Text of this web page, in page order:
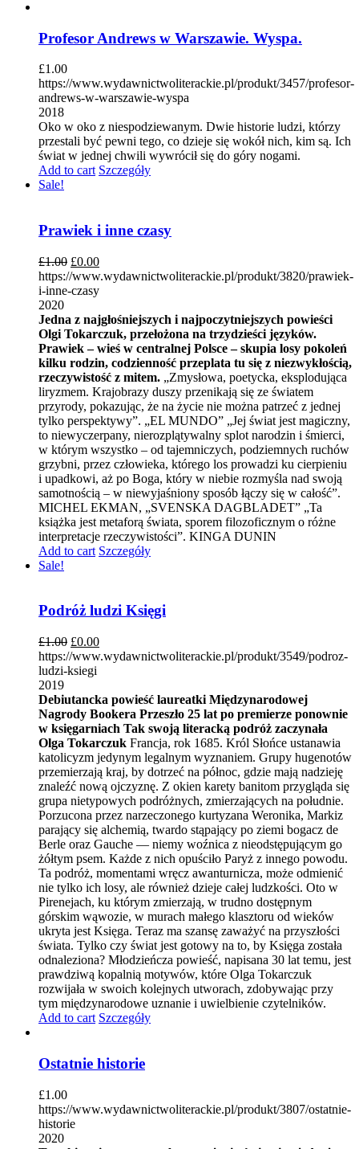
Profesor Andrews w Warszawie. Wyspa.
£1.00
https://www.wydawnictwoliterackie.pl/produkt/3457/profesor-
andrews-w-warszawie-wyspa
2018
Oko w oko z niespodziewanym. Dwie historie ludzi, którzy
przestali być pewni tego, co dzieje się wokół nich, kim są. Ich
świat w jednej chwili wywrócił się do góry nogami.
Add to cart Szczegóły
Sale!
Prawiek i inne czasy
£1.00 £0.00
https://www.wydawnictwoliterackie.pl/produkt/3820/prawiek-
i-inne-czasy
2020
Jedna z najgłośniejszych i najpoczytniejszych powieści
Olgi Tokarczuk, przełożona na trzydzieści języków.
Prawiek – wieś w centralnej Polsce – skupia losy pokoleń
kilku rodzin, codzienność przeplata tu się z niezwykłością,
rzeczywistość z mitem. „Zmysłowa, poetycka, eksplodująca
liryzmem. Krajobrazy duszy przenikają się ze światem
przyrody, pokazując, że na życie nie można patrzeć z jednej
tylko perspektywy”. „EL MUNDO” „Jej świat jest magiczny,
to niewyczerpany, nierozplątywalny splot narodzin i śmierci,
w którym wszystko – od tajemniczych, podziemnych ruchów
grzybni, przez człowieka, którego los prowadzi ku cierpieniu
i upadkowi, aż po Boga, który w niebie rozmyśla nad swoją
samotnością – w niewyjaśniony sposób łączy się w całość”.
MICHEL EKMAN, „SVENSKA DAGBLADET” „Ta
książka jest metaforą świata, sporem filozoficznym o różne
interpretacje rzeczywistości”. KINGA DUNIN
Add to cart Szczegóły
Sale!
Podróż ludzi Księgi
£1.00 £0.00
https://www.wydawnictwoliterackie.pl/produkt/3549/podroz-
ludzi-ksiegi
2019
Debiutancka powieść laureatki Międzynarodowej
Nagrody Bookera Przeszło 25 lat po premierze ponownie
w księgarniach Tak swoją literacką podróż zaczynała
Olga Tokarczuk Francja, rok 1685. Król Słońce ustanawia
katolicyzm jedynym legalnym wyznaniem. Grupy hugenotów
przemierzają kraj, by dotrzeć na północ, gdzie mają nadzieję
znaleźć nową ojczyznę. Z okien karety banitom przygląda się
grupa nietypowych podróżnych, zmierzających na południe.
Porzucona przez narzeczonego kurtyzana Weronika, Markiz
parający się alchemią, twardo stąpający po ziemi bogacz de
Berle oraz Gauche — niemy woźnica z nieodstępującym go
żółtym psem. Każde z nich opuściło Paryż z innego powodu.
Ta podróż, momentami wręcz awanturnicza, może odmienić
nie tylko ich losy, ale również dzieje całej ludzkości. Oto w
Pirenejach, ku którym zmierzają, w trudno dostępnym
górskim wąwozie, w murach małego klasztoru od wieków
ukryta jest Księga. Teraz ma szansę zaważyć na przyszłości
świata. Tylko czy świat jest gotowy na to, by Księga została
odnaleziona? Młodzieńcza powieść, napisana 30 lat temu, jest
prawdziwą kopalnią motywów, które Olga Tokarczuk
rozwijała w swoich kolejnych utworach, zdobywając przy
tym międzynarodowe uznanie i uwielbienie czytelników.
Add to cart Szczegóły
Ostatnie historie
£1.00
https://www.wydawnictwoliterackie.pl/produkt/3807/ostatnie-
historie
2020